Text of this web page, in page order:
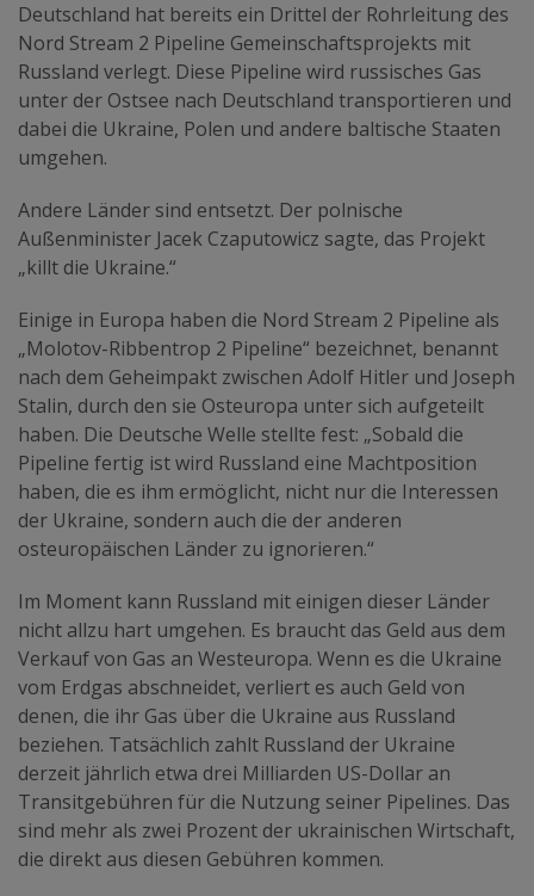
Deutschland hat bereits ein Drittel der Rohrleitung des
Nord Stream 2 Pipeline Gemeinschaftsprojekts mit
Russland verlegt. Diese Pipeline wird russisches Gas
unter der Ostsee nach Deutschland transportieren und
dabei die Ukraine, Polen und andere baltische Staaten
umgehen.
Andere Länder sind entsetzt. Der polnische
Außenminister Jacek Czaputowicz sagte, das Projekt
„killt die Ukraine.“
Einige in Europa haben die Nord Stream 2 Pipeline als
„Molotov-Ribbentrop 2 Pipeline“ bezeichnet, benannt
nach dem Geheimpakt zwischen Adolf Hitler und Joseph
Stalin, durch den sie Osteuropa unter sich aufgeteilt
haben. Die Deutsche Welle stellte fest: „Sobald die
Pipeline fertig ist wird Russland eine Machtposition
haben, die es ihm ermöglicht, nicht nur die Interessen
der Ukraine, sondern auch die der anderen
osteuropäischen Länder zu ignorieren.“
Im Moment kann Russland mit einigen dieser Länder
nicht allzu hart umgehen. Es braucht das Geld aus dem
Verkauf von Gas an Westeuropa. Wenn es die Ukraine
vom Erdgas abschneidet, verliert es auch Geld von
denen, die ihr Gas über die Ukraine aus Russland
beziehen. Tatsächlich zahlt Russland der Ukraine
derzeit jährlich etwa drei Milliarden US-Dollar an
Transitgebühren für die Nutzung seiner Pipelines. Das
sind mehr als zwei Prozent der ukrainischen Wirtschaft,
die direkt aus diesen Gebühren kommen.